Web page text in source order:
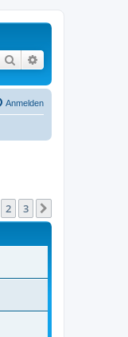
Suche
Anmelden
2 3